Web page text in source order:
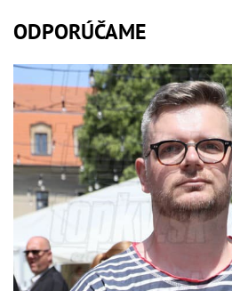
ODPORÚČAME